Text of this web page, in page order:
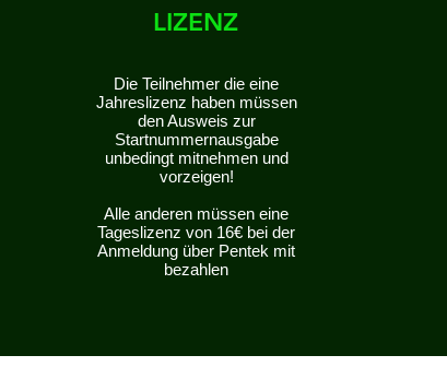
LIZENZ
Die Teilnehmer die eine
Jahreslizenz haben müssen
den Ausweis zur
Startnummernausgabe
unbedingt mitnehmen und
vorzeigen!
Alle anderen müssen eine
Tageslizenz von 16€ bei der
Anmeldung über Pentek mit
bezahlen